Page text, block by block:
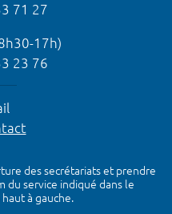
71 27
17h)
23 76
des secrétariats et prendre
du service indiqué dans le
à gauche.